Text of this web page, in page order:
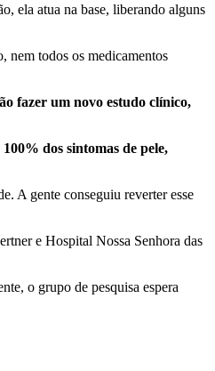
ela atua na base, liberando alguns
nem todos os medicamentos
fazer um novo estudo clínico,
dos sintomas de pele,
A gente conseguiu reverter esse
e Hospital Nossa Senhora das
o grupo de pesquisa espera